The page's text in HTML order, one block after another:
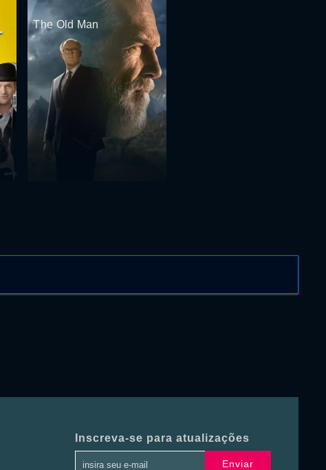
The Old Man
Inscreva-se para atualizações
Enviar